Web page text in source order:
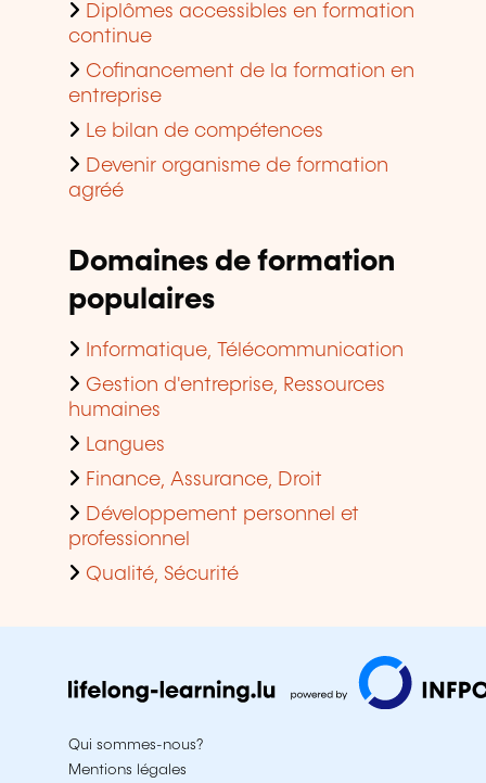
Diplômes accessibles en formation
continue
Cofinancement de la formation en
entreprise
Le bilan de compétences
Devenir organisme de formation
agréé
Domaines de formation
populaires
Informatique, Télécommunication
Gestion d'entreprise, Ressources
humaines
Langues
Finance, Assurance, Droit
Développement personnel et
professionnel
Qualité, Sécurité
Qui sommes-nous?
Mentions légales